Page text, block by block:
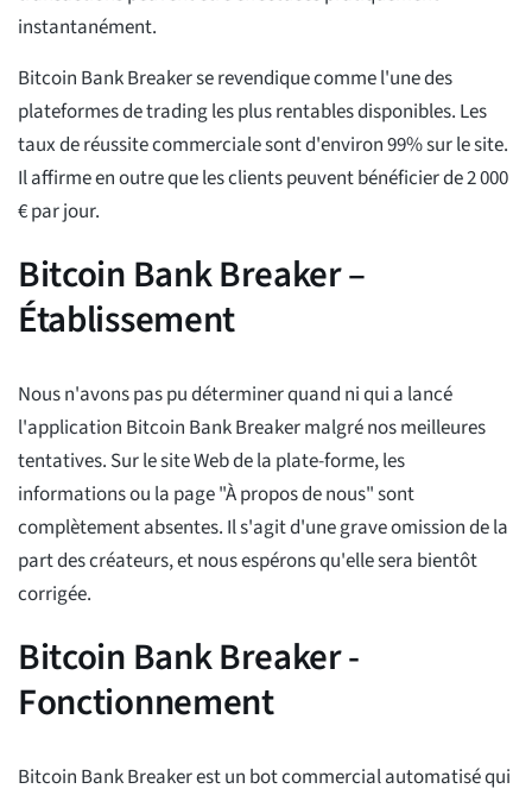
instantanément.
Bitcoin Bank Breaker se revendique comme l'une des
plateformes de trading les plus rentables disponibles. Les
taux de réussite commerciale sont d'environ 99% sur le site.
Il affirme en outre que les clients peuvent bénéficier de 2 000
€ par jour.
Bitcoin Bank Breaker –
Établissement
Nous n'avons pas pu déterminer quand ni qui a lancé
l'application Bitcoin Bank Breaker malgré nos meilleures
tentatives. Sur le site Web de la plate-forme, les
informations ou la page "À propos de nous" sont
complètement absentes. Il s'agit d'une grave omission de la
part des créateurs, et nous espérons qu'elle sera bientôt
corrigée.
Bitcoin Bank Breaker -
Fonctionnement
Bitcoin Bank Breaker est un bot commercial automatisé qui